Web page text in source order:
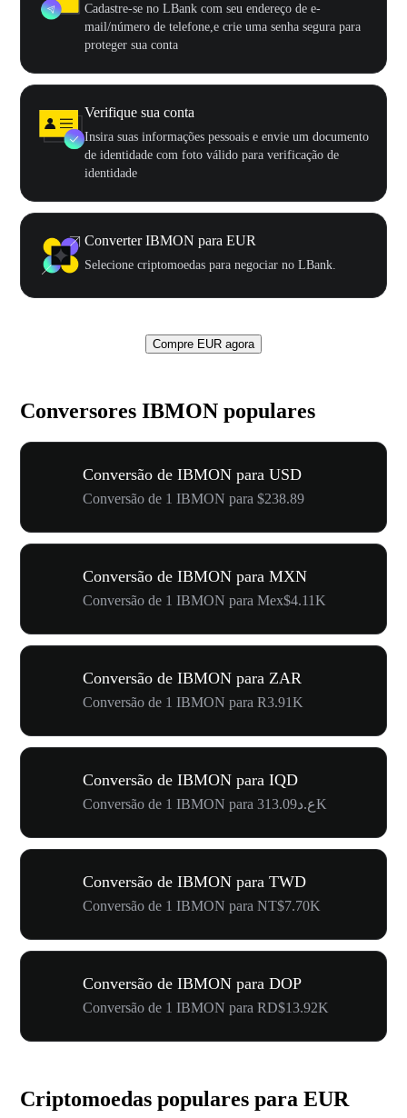
Cadastre-se no LBank com seu endereço de e-
mail/número de telefone,e crie uma senha segura para
proteger sua conta
Verifique sua conta
Insira suas informações pessoais e envie um documento
de identidade com foto válido para verificação de
identidade
Converter IBMON para EUR
Selecione criptomoedas para negociar no LBank.
Compre EUR agora
Conversores IBMON populares
Conversão de IBMON para USD
Conversão de 1 IBMON para $238.89
Conversão de IBMON para MXN
Conversão de 1 IBMON para Mex$4.11K
Conversão de IBMON para ZAR
Conversão de 1 IBMON para R3.91K
Conversão de IBMON para IQD
Conversão de 1 IBMON para ع.د313.09K
Conversão de IBMON para TWD
Conversão de 1 IBMON para NT$7.70K
Conversão de IBMON para DOP
Conversão de 1 IBMON para RD$13.92K
Criptomoedas populares para EUR